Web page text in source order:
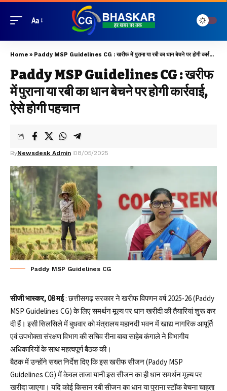
Aa
Home » Paddy MSP Guidelines CG : खरीफ में पुराना या रबी का धान बेचने पर होगी कार्रवाई, ऐसे होगी पहचान
Paddy MSP Guidelines CG : खरीफ
में पुराना या रबी का धान बेचने पर होगी कार्रवाई,
ऐसे होगी पहचान
ByNewsdesk Admin 08/05/2025
Paddy MSP Guidelines CG
सीजी भास्कर, 08 मई: छत्तीसगढ़ सरकार ने खरीफ विपणन वर्ष 2025-26 (Paddy
MSP Guidelines CG) के लिए समर्थन मूल्य पर धान खरीदी की तैयारियां शुरू कर
दी हैं। इसी सिलसिले में बुधवार को मंत्रालय महानदी भवन में खाद्य नागरिक आपूर्ति
एवं उपभोक्ता संरक्षण विभाग की सचिवरीना बाबा साहेब कंगालेने विभागीय
अधिकारियों के साथ महत्वपूर्ण बैठक की।
बैठक में उन्होंने सख्त निर्देश दिए कि इस खरीफ सीजन (Paddy MSP
Guidelines CG) में केवल ताजा यानी इस सीजन का ही धान समर्थन मूल्य पर
खरीदा जाएगा। यदि कोई किसान रबी सीजन का धान या पुराना स्टॉक बेचना चाहता